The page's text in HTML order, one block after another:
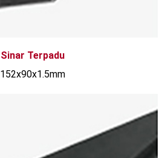
Sinar Terpadu
152x90x1.5mm